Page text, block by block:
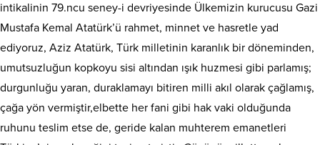
intikalinin 79.ncu seney-i devriyesinde Ülkemizin kurucusu Gazi
Mustafa Kemal Atatürk’ü rahmet, minnet ve hasretle yad
ediyoruz, Aziz Atatürk, Türk milletinin karanlık bir döneminden,
umutsuzluğun kopkoyu sisi altından ışık huzmesi gibi parlamış;
durgunluğu yaran, duraklamayı bitiren milli akıl olarak çağlamış,
çağa yön vermiştir,elbette her fani gibi hak vaki olduğunda
ruhunu teslim etse de, geride kalan muhterem emanetleri